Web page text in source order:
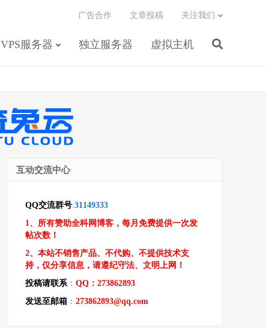
VPS服务器 独立服务器 虚拟主机
广告合作 文章投稿 关注我们
互动交流中心
QQ交流群号:31149333
1、所有赞助全科网博客，每月免费提供一次发
帖次数！
2、本站不销售产品、不代购、不提供技术支
持，仅分享信息，请遵纪守法、文明上网！
投稿请联系： QQ：273862893
发送至邮箱 ： 273862893@qq.com